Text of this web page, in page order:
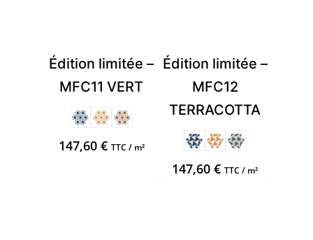
Édition limitée –
MFC11 VERT
147,60 € TTC / m²
Édition limitée –
MFC12
TERRACOTTA
147,60€ TTC / m²